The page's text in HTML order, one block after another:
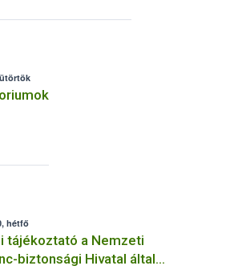
hétfő
tájékoztató a Nemzeti
biztonsági Hivatal által